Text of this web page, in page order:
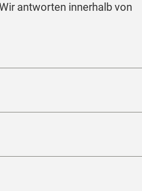
antworten innerhalb von